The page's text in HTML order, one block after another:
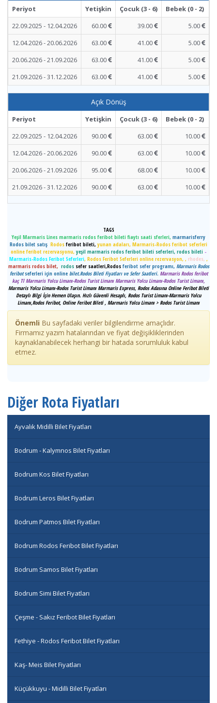
Periyot Yetişkin Çocuk (3 - 6)
Bebek (0 - 2)
22.09.2025 - 12.04.2026
60.00 39.00
5.00
12.04.2026 - 20.06.2026
63.00 41.00
5.00
20.06.2026 - 21.09.2026
63.00 41.00
5.00
21.09.2026 - 31.12.2026
63.00 41.00 5.00
Açık Dönüş
Periyot Yetişkin Çocuk (3 - 6)
Bebek (0 - 2)
22.09.2025 - 12.04.2026
90.00 63.00
10.00
12.04.2026 - 20.06.2026
90.00 63.00
10.00
20.06.2026 - 21.09.2026
95.00 68.00
10.00
21.09.2026 - 31.12.2026
90.00 63.00 10.00
TAGS
Yeşil Marmaris Lines marmaris rodos feribot bileti fiaytı saati sferleri, marmarisferry
Rodos bilet satış Rodos feribot bileti, yunan adaları, Marmaris-Rodos feribot seferleri
online feribot rezervasyonu, yeşil marmaris rodos feribot bileti seferleri, rodos bileti -
Marmaris-Rodos Feribot Seferleri, Rodos Feribot Seferleri online rezervasyon, , rhodes, ,
marmaris rodos bilet, rodos sefer saatleri,Rodos feribot sefer programı, Marmaris Rodos
feribotseferleri için online bilet.Rodos Bileti Fiyatları ve Sefer Saatleri. Marmaris Rodos feribot
kaç Tl Marmaris Yolcu Limanı-Rodos Turist Limanı Marmaris Yolcu Limanı-Rodos Turist Limanı,
Marmaris Yolcu Limanı-Rodos Turist Limanı Marmaris Express, Rodos Adasına Online Feribot Bileti
Detaylı Bilgi İçin Hemen Ulaşın. Hızlı Güvenli Hesaplı, Rodos Turist Limanı-Marmaris Yolcu
Limanı,Rodos Feribot, Online Feribot Bileti , Marmaris Yolcu Limanı > Rodos Turist Limanı
Önemli Bu sayfadaki veriler bilgilendirme amaçlıdır.
Firmamız yazım hatalarından ve fiyat değişikliklerinden
kaynaklanabilecek herhangi bir hatada sorumluluk kabul
etmez.
Diğer Rota Fiyatları
Ayvalık Midilli Bilet Fiyatları
Bodrum - Kalymnos Bilet Fiyatları
Bodrum Kos Bilet Fiyatları
Bodrum Leros Bilet Fiyatları
Bodrum Patmos Bilet Fiyatları
Bodrum Rodos Feribot Bilet Fiyatları
Bodrum Samos Bilet Fiyatları
Bodrum Simi Bilet Fiyatları
Çeşme - Sakız Feribot Bilet Fiyatları
Fethiye - Rodos Feribot Bilet Fiyatları
Kaş- Meis Bilet Fiyatları
Küçükkuyu - Midilli Bilet Fiyatları